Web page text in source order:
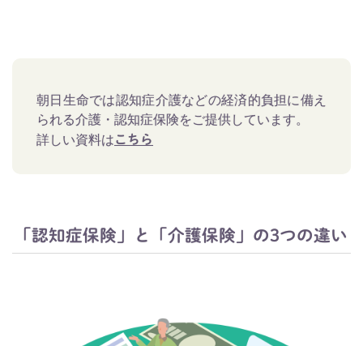
朝日生命では認知症介護などの経済的負担に備え
られる介護・認知症保険をご提供しています。
詳しい資料はこちら
「認知症保険」と「介護保険」の3つの違い